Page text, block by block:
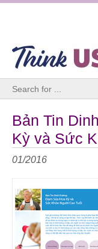
Bản Tin
Kỳ và Sức
01/2016